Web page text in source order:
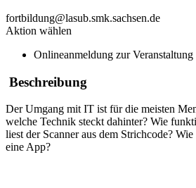
fortbildung@lasub.smk.sachsen.de
Aktion wählen
Onlineanmeldung zur
Beschreibung
Der Umgang mit IT ist für die meisten
welche Technik steckt dahinter? Wie
liest der Scanner aus dem Strichcode?
eine App?